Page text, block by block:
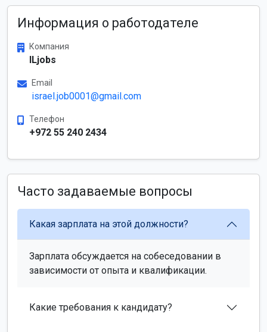
Информация о работодателе
Компания
ILjobs
Email
israel.job0001@gmail.com
Телефон
+972 55 240 2434
Часто задаваемые вопросы
Какая зарплата на этой должности?
Зарплата обсуждается на собеседовании в
зависимости от опыта и квалификации.
Какие требования к кандидату?